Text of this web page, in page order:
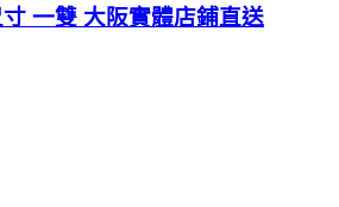
一雙 大阪實體店鋪直送